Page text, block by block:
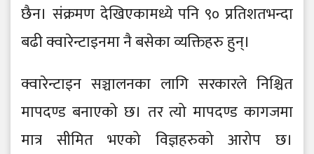
छैन। संक्रमण देखिएकामध्ये पनि ९० प्रतिशतभन्दा
बढी क्वारेन्टाइनमा नै बसेका व्यक्तिहरु हुन्।
क्वारेन्टाइन सञ्चालनका लागि सरकारले निश्चित
मापदण्ड बनाएको छ। तर त्यो मापदण्ड कागजमा
मात्र सीमित भएको विज्ञहरुको आरोप छ।